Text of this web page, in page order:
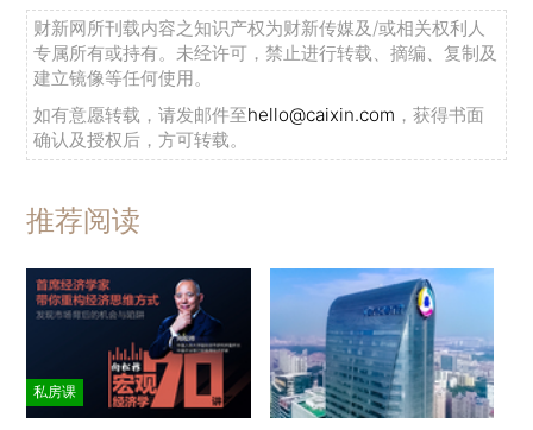
财新网所刊载内容之知识产权为财新传媒及/或相关权利人
专属所有或持有。未经许可，禁止进行转载、摘编、复制及
建立镜像等任何使用。
如有意愿转载，请发邮件至hello@caixin.com ，获得书面
确认及授权后，方可转载。
推荐阅读
私房课